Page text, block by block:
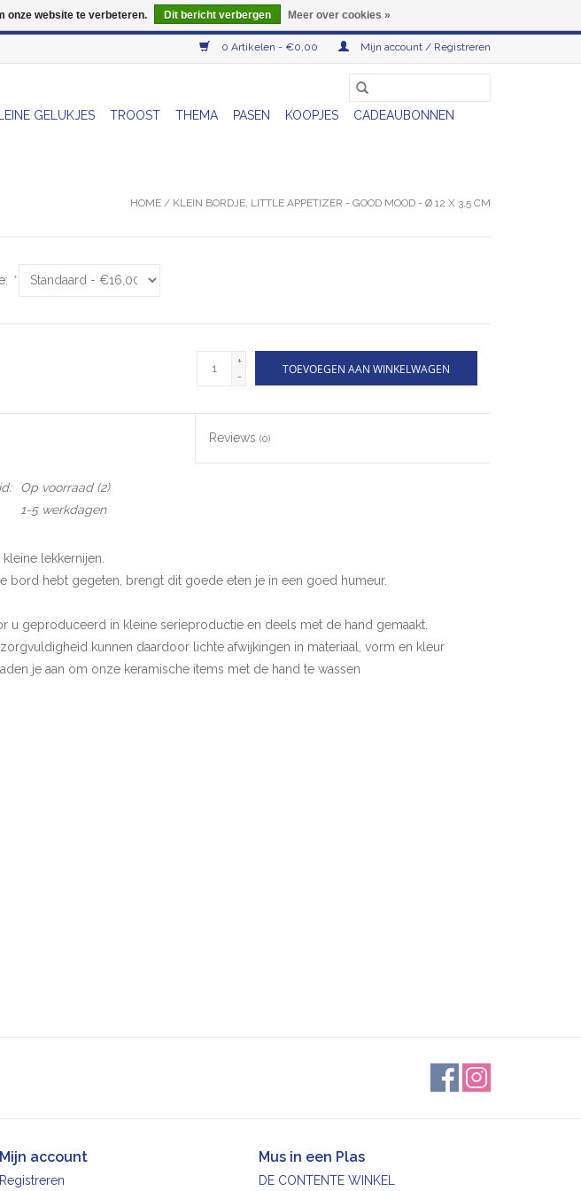
0 Artikelen - €0,00 Mijn account / Registreren
GELUKJES TROOST THEMA PASEN KOOPJES
CADEAUBONNEN
HOME / KLEIN BORDJE, LITTLE APPETIZER - GOOD MOOD - Ø 12 X 3,5 CM
*
+
-
TOEVOEGEN AAN WINKELWAGEN
Reviews(0)
Op voorraad(2)
1-5 werkdagen
lekkernijen.
bord hebt gegeten, brengt dit goede eten je in een goed humeur.
u geproduceerd in kleine serieproductie en deels met de hand gemaakt.
kunnen daardoor lichte afwijkingen in materiaal, vorm en kleur
je aan om onze keramische items met de hand te wassen
Mijn account
Registreren
Mus in een Plas
DE CONTENTE WINKEL
onze website te verbeteren. Dit bericht verbergen Meer over cookies »
op Do 13/08